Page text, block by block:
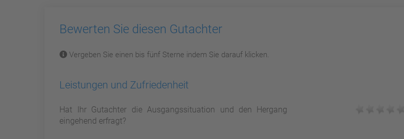
Bewerten Sie diesen Gutachter
Vergeben Sie einen bis fünf Sterne indem Sie darauf klicken.
Leistungen und Zufriedenheit
Hat Ihr Gutachter die Ausgangssituation und den Hergang
eingehend erfragt?